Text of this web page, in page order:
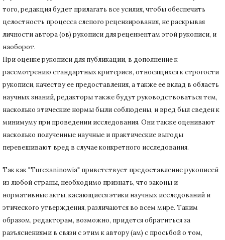
того, редакция будет прилагать все усилия, чтобы обеспечить
целостность процесса слепого рецензирования, не раскрывая
личности автора (ов) рукописи для рецензентам этой рукописи, и
наоборот.
При оценке рукописи для публикации, в дополнение к
рассмотрению стандартных критериев, относящихся к строгости
рукописи, качеству ее предоставления, а также ее вклад в область
научных знаний, редакторы также будут руководствоваться тем,
насколько этические нормы были соблюдены, и вред был сведен к
минимуму при проведении исследования. Они также оценивают
насколько полученные научные и практические выгоды
перевешивают вред в случае конкретного исследования.
Так как "Turczaninowia" приветствует предоставление рукописей
из любой страны, необходимо признать, что законы и
нормативные акты, касающиеся этики научных исследований и
этического утверждения, различаются во всем мире. Таким
образом, редакторам, возможно, придется обратиться за
разъяснениями в связи с этим к автору (ам) с просьбой о том,